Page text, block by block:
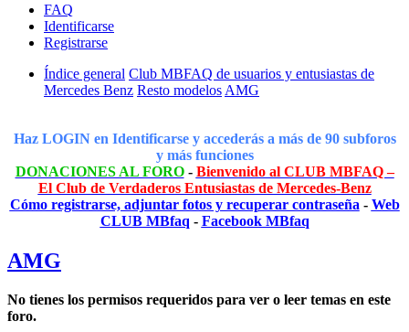
FAQ
Identificarse
Registrarse
Índice general Club MBFAQ de usuarios y entusiastas de
Mercedes Benz Resto modelos AMG
Haz LOGIN en Identificarse y accederás a más de 90 subforos
y más funciones
DONACIONES AL FORO- Bienvenido al CLUB MBFAQ –
El Club de Verdaderos Entusiastas de Mercedes-Benz
Cómo registrarse, adjuntar fotos y recuperar contraseña - Web
CLUB MBfaq - Facebook MBfaq
AMG
No tienes los permisos requeridos para ver o leer temas en este
foro.